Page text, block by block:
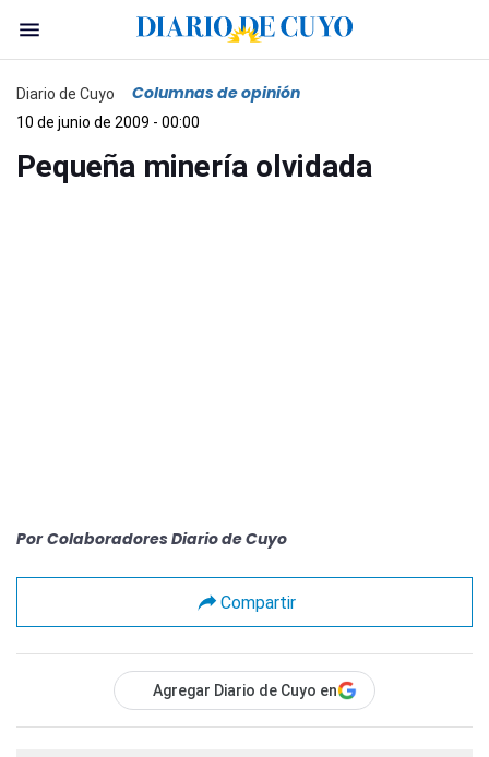
Diario de Cuyo Columnas de opinión
10 de junio de 2009 - 00:00
Pequeña minería olvidada
Por Colaboradores Diario de Cuyo
Compartir
Agregar Diario de Cuyo en